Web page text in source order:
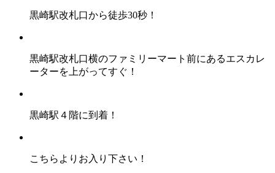
黒崎駅改札口から徒歩30秒！
黒崎駅改札口横のファミリーマート前にあるエスカレ
ーターを上がってすぐ！
黒崎駅４階に到着！
こちらよりお入り下さい！